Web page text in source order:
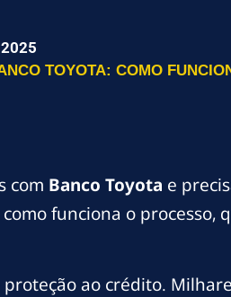
TOYOTA: COMO
com Banco Toyota e
funciona o
ao crédito.